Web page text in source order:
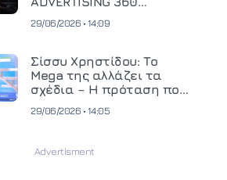
κινηματογραφική
και ανεβάζει τον πήχη
στην παραγωγή
οπτικοακουστικού
περιεχομένου
29/06/2026 • 14:09
Σίσσυ Χρηστίδου: Το
Mega της αλλάζει τα
σχέδια – Η πρόταση που
29/06/2026 • 14:05